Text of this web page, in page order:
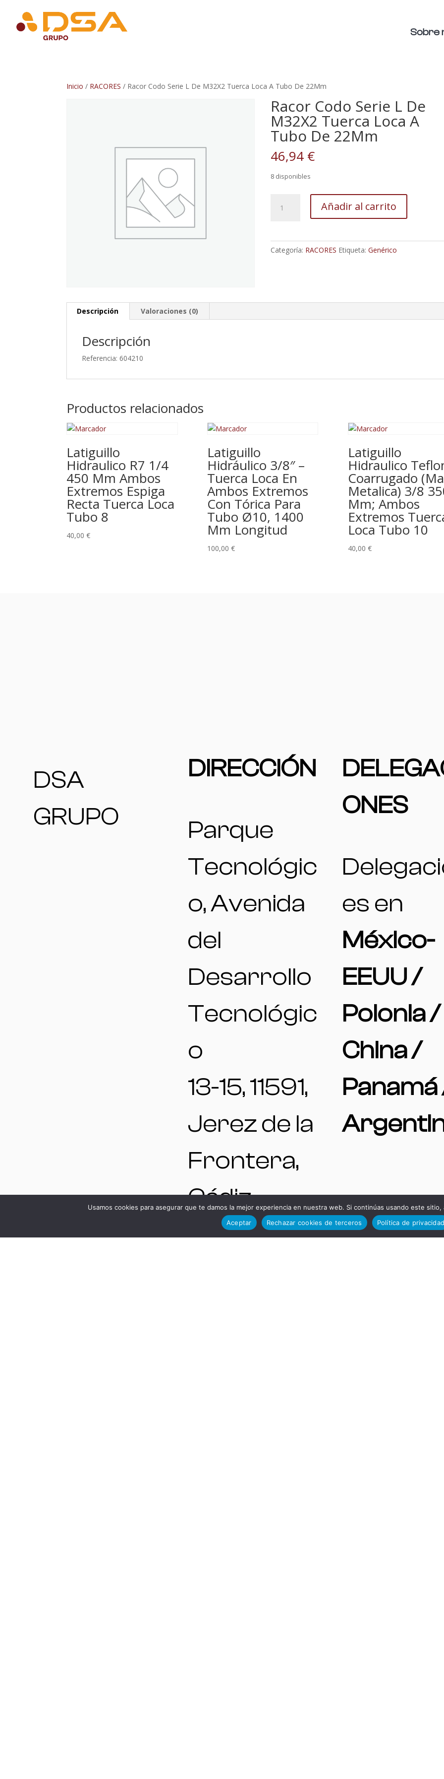
Sobre
Inicio / RACORES / Racor Codo Serie L De M32X2 Tuerca Loca A Tubo De 22Mm
Racor Codo Serie L De
M32X2 Tuerca Loca A
Tubo De 22Mm
46,94 €
8 disponibles
Codo
M32X2
Tubo
Añadir al carrito
Categoría: RACORES Etiqueta:Genérico
Descripción Valoraciones (0)
Descripción
Referencia: 604210
Productos relacionados
Latiguillo
Hidraulico R7 1/4
450 Mm Ambos
Extremos Espiga
Recta Tuerca Loca
Tubo 8
40,00€
Latiguillo
Hidráulico 3/8″ –
Tuerca Loca En
Ambos Extremos
Con Tórica Para
Tubo Ø10, 1400
Mm Longitud
100,00 €
Latiguillo
Hidraulico
Coarrugado
Metalica) 3/8
Mm; Ambos
Extremos
Loca Tubo 10
40,00 €
DSA
GRUPO
DIRECCIÓN
Parque
Tecnológic
o, Avenida
del
Desarrollo
Tecnológic
o
13-15, 11591,
Jerez de la
Frontera,
Cádiz,
España.
ONES
es en
México-
EEUU /
Polonia /
China /
Panamá
Usamos cookies para asegurar que te damos la mejor experiencia en nuestra web. Si continúas usando este
Aceptar
Rechazar cookies de terceros Política de privacidad